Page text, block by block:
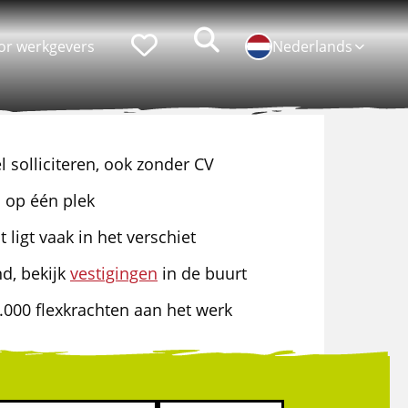
functies
Chauffeur CE
Logistiek medewerker
Verhuizer
ontwikkeling
Lean belts
Assistent Teamleider
Loopbaan coaching
werkgevers FavorietenZoekenNederlands
solliciteren, ook zonder CV
op één plek
ligt vaak in het verschiet
bekijk vestigingen in de buurt
flexkrachten aan het werk